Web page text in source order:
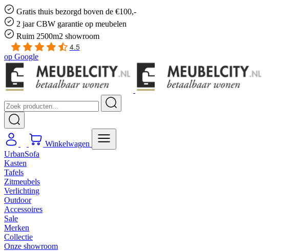
Gratis thuis bezorgd boven de €100,-
2 jaar CBW garantie op meubelen
Ruim 2500m2 showroom
4.5
op Google
Winkelwagen
UrbanSofa
Kasten
Tafels
Zitmeubels
Verlichting
Outdoor
Accessoires
Sale
Merken
Collectie
Onze showroom